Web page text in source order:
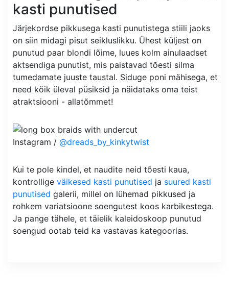
kasti punutised
Järjekordse pikkusega kasti punutistega stiili jaoks
on siin midagi pisut seikluslikku. Ühest küljest on
punutud paar blondi lõime, luues kolm ainulaadset
aktsendiga punutist, mis paistavad tõesti silma
tumedamate juuste taustal. Siduge poni mähisega, et
need kõik üleval püsiksid ja näidataks oma teist
atraktsiooni - allatõmmet!
Instagram / @dreads_by_kinkytwist
Kui te pole kindel, et naudite neid tõesti kaua,
kontrollige väikesed kasti punutised ja suured kasti
punutised galerii, millel on lühemad pikkused ja
rohkem variatsioone soengutest koos karbikestega.
Ja pange tähele, et täielik kaleidoskoop punutud
soengud ootab teid ka vastavas kategoorias.